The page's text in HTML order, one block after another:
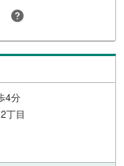
:303万円※2026年7月
スのライフパートナ
けつけサポート、
4分
丁目